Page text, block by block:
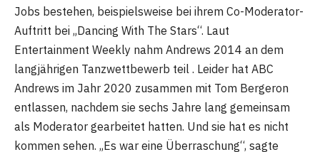
Jobs bestehen, beispielsweise bei ihrem Co-Moderator-
Auftritt bei „Dancing With The Stars“. Laut
Entertainment Weekly nahm Andrews 2014 an dem
langjährigen Tanzwettbewerb teil . Leider hat ABC
Andrews im Jahr 2020 zusammen mit Tom Bergeron
entlassen, nachdem sie sechs Jahre lang gemeinsam
als Moderator gearbeitet hatten. Und sie hat es nicht
kommen sehen. „Es war eine Überraschung“, sagte